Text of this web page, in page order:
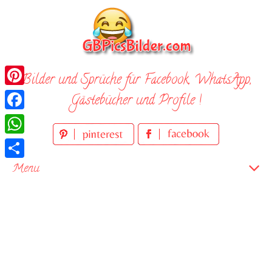
Bilder und Sprüche für Facebook, WhatsApp,
Gästebücher und Profile !
Menu
Pinterest
Facebook
WhatsApp
Teilen